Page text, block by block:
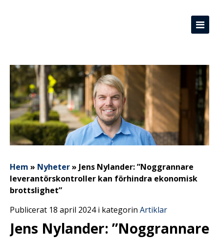
Hem » Nyheter» Jens Nylander: ”Noggrannare
leverantörskontroller kan förhindra ekonomisk
brottslighet”
Publicerat 18 april 2024 i kategorin Artiklar
Jens Nylander: ”Noggrannare